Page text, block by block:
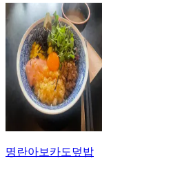
명란아보카도덮밥